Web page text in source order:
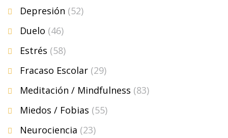
Depresión (52)
Duelo (46)
Estrés (58)
Fracaso Escolar (29)
Meditación / Mindfulness (83)
Miedos / Fobias (55)
Neurociencia (23)